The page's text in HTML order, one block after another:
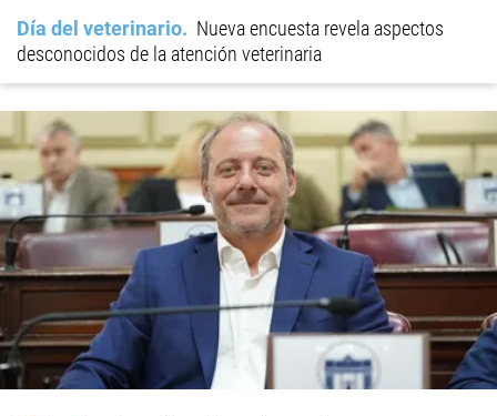
Día del veterinario
Nueva encuesta revela aspectos
desconocidos de la atención veterinaria